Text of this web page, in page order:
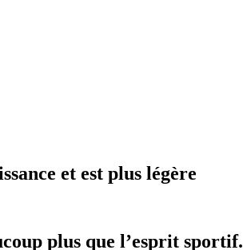
et est plus légère
plus que l’esprit sportif.